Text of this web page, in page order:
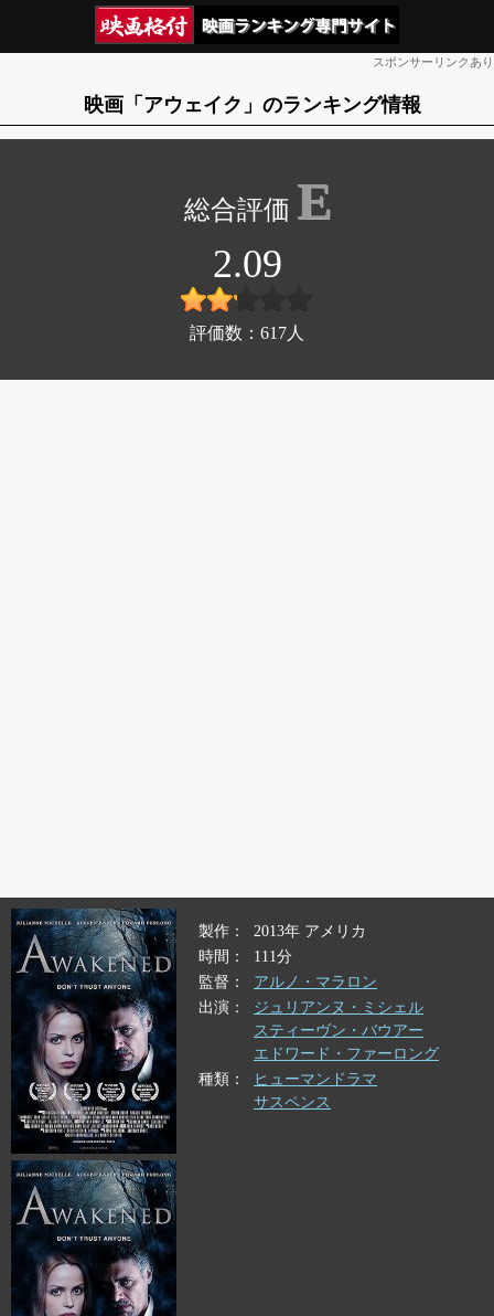
スポンサーリンクあり
映画「アウェイク」のランキング情報
E
2.09
評価数： 617 人
製作
2013年 アメリカ
時間
111分
監督
アルノ・マラロン
出演
ジュリアンヌ・ミシェル
スティーヴン・バウアー
エドワード・ファーロング
種類
ヒューマンドラマ
サスペンス